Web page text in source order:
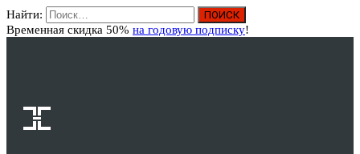
Найти:
Временная скидка 50% на годовую подписку!